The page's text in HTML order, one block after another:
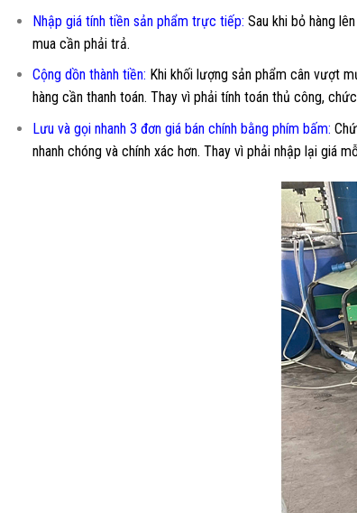
Nhập giá tính tiền sản phẩm trực tiếp: Sau khi bỏ hàng
mua cần phải trả.
Cộng dồn thành tiền: Khi khối lượng sản phẩm cân vượt
hàng cần thanh toán. Thay vì phải tính toán thủ công,
Lưu và gọi nhanh 3 đơn giá bán chính bằng phím bấm:
nhanh chóng và chính xác hơn. Thay vì phải nhập lại giá